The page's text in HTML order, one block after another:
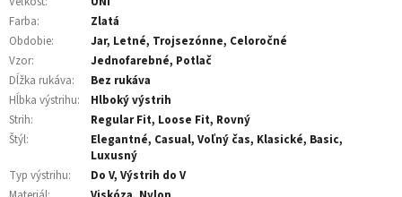
Farba:
Zlatá
Obdobie:
Jar, Letné, Trojsezónne, Celoročné
Vzor:
Jednofarebné, Potlač
Dĺžka rukáva:
Bez rukáva
Hĺbka výstrihu:
Hlboký výstrih
Strih:
Regular Fit, Loose Fit, Rovný
Štýl:
Elegantné, Casual, Voľný čas, Klasické, Basic,
Luxusný
Typ výstrihu:
Do V, Výstrih do V